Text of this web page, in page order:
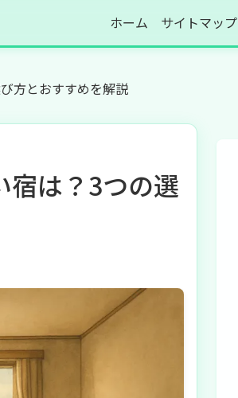
ホーム サイトマップ
方とおすすめを解説
宿は？3つの選